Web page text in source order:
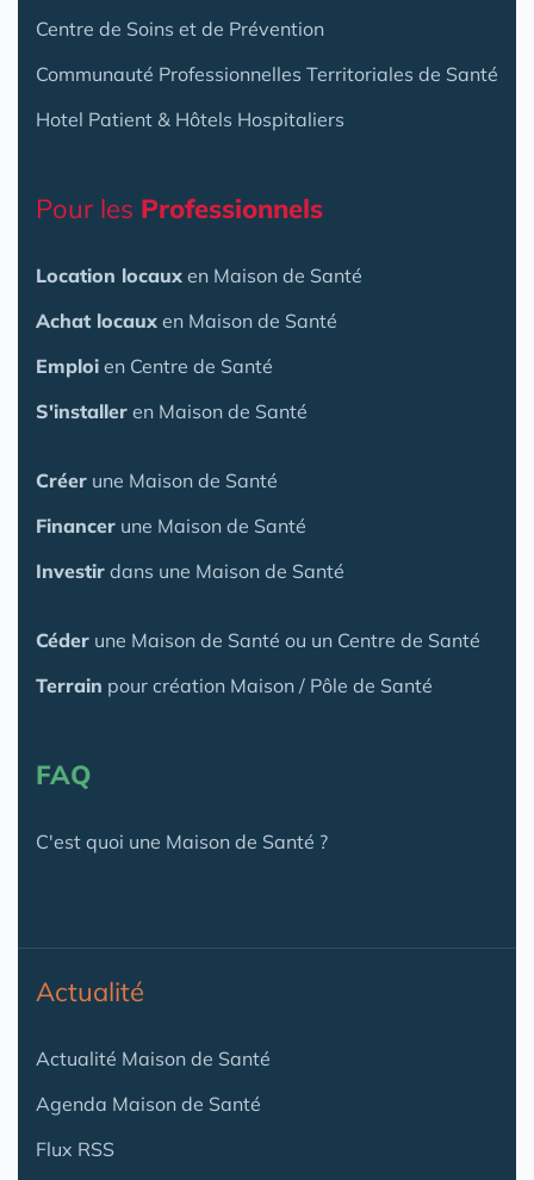
Centre de Soins et de Prévention
Communauté Professionnelles Territoriales de Santé
Hotel Patient & Hôtels Hospitaliers
Pour les Professionnels
Location locaux en Maison de Santé
Achat locaux en Maison de Santé
Emploi en Centre de Santé
S'installer en Maison de Santé
Créer une Maison de Santé
Financer une Maison de Santé
Investir dans une Maison de Santé
Céder une Maison de Santé ou un Centre de Santé
Terrain pour création Maison / Pôle de Santé
FAQ
C'est quoi une Maison de Santé ?
Actualité
Actualité Maison de Santé
Agenda Maison de Santé
Flux RSS